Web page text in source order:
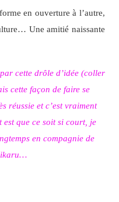
en ouverture à l’autre,
Une amitié naissante
cette drôle d’idée (coller
cette façon de faire se
réussie et c’est vraiment
que ce soit si court, je
en compagnie de